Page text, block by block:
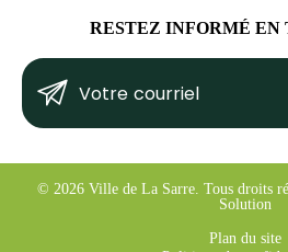
RESTEZ INFORMÉ EN
Votre
courriel
(Nécessaire)
© 2026 Ville de La Sarre. Tous droits
Solution
Plan du site